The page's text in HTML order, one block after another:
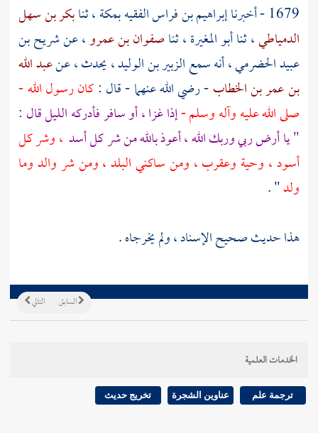
1679 - أخبرنا
إبراهيم بن فراس الفقيهبمكة، ثنابكر بن سهل
الدمياطي، ثناأبو المغيرة، ثناصفوان بن عمرو، عنشريح بن
عبيد الحضرمي، أنه سمعالزبير بن الوليد، يحدث ، عنعبد الله
بن عمر بن الخطاب- رضي الله عنهما - قال :كان رسول الله -
صلى الله عليه وآله وسلم -إذا غزا ، أو سافر فأدركه الليل قال :
" يا أرض ربي وربك الله ، أعوذ بالله من شر كل أسد ، وشر كل
أسود ، وحية وعقرب ، ومن ساكني البلد ، ومن شر والد وما
ولد" .
هذا حديث صحيح الإسناد ، ولم يخرجاه .
التالي السابق
الخدمات العلمية
ترجمة علم عناوين الشجرة تخريج حديث